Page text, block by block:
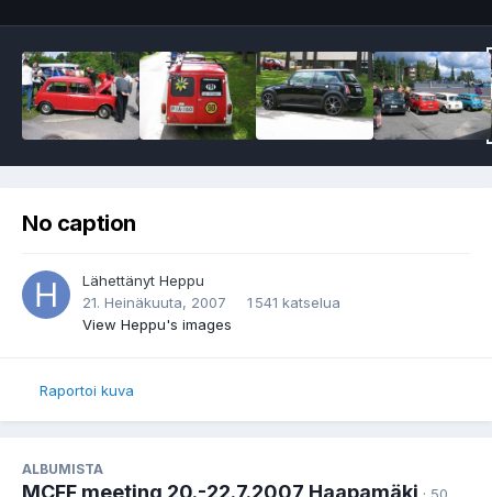
No caption
Lähettänyt Heppu
21. Heinäkuuta, 2007
1 541 katselua
View Heppu's images
Raportoi kuva
ALBUMISTA
MCFF meeting 20.-22.7.2007 Haapamäki